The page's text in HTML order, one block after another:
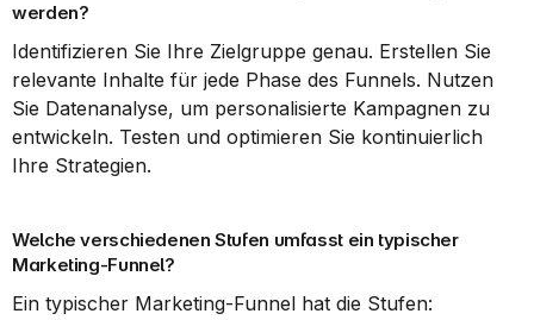
werden?
Identifizieren Sie Ihre Zielgruppe genau. Erstellen Sie
relevante Inhalte für jede Phase des Funnels. Nutzen
Sie Datenanalyse, um personalisierte Kampagnen zu
entwickeln. Testen und optimieren Sie kontinuierlich
Ihre Strategien.
Welche verschiedenen Stufen umfasst ein typischer
Marketing-Funnel?
Ein typischer Marketing-Funnel hat die Stufen: